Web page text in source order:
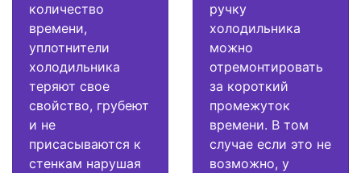
количество
времени,
уплотнители
холодильника
теряют свое
свойство, грубеют
и не
присасываются к
стенкам нарушая
ручку
холодильника
можно
отремонтировать
за короткий
промежуток
времени. В том
случае если это не
возможно, у